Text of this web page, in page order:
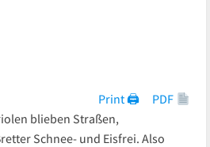
Print 🖨
PDF
blieben Straßen,
Schnee- und Eisfrei. Also